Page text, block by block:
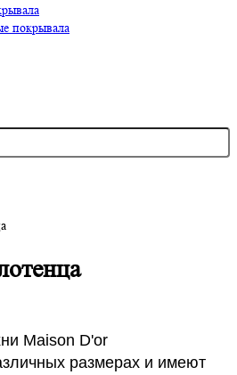
покрывала
Maison D'or
размерах и имеют